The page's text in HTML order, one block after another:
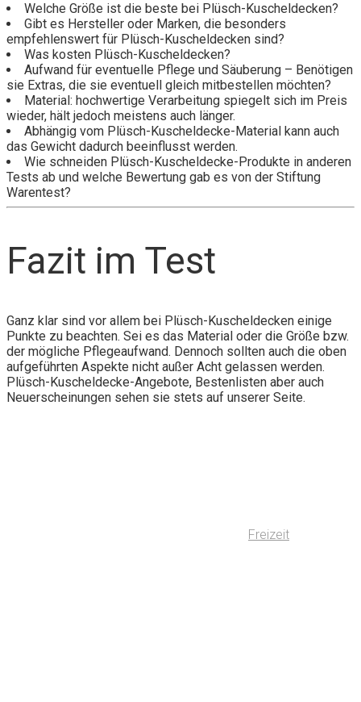
Welche Größe ist die beste bei Plüsch-Kuscheldecken?
Gibt es Hersteller oder Marken, die besonders
empfehlenswert für Plüsch-Kuscheldecken sind?
Was kosten Plüsch-Kuscheldecken?
Aufwand für eventuelle Pflege und Säuberung – Benötigen
sie Extras, die sie eventuell gleich mitbestellen möchten?
Material: hochwertige Verarbeitung spiegelt sich im Preis
wieder, hält jedoch meistens auch länger.
Abhängig vom Plüsch-Kuscheldecke-Material kann auch
das Gewicht dadurch beeinflusst werden.
Wie schneiden Plüsch-Kuscheldecke-Produkte in anderen
Tests ab und welche Bewertung gab es von der Stiftung
Warentest?
Fazit im Test
Ganz klar sind vor allem bei Plüsch-Kuscheldecken einige
Punkte zu beachten. Sei es das Material oder die Größe bzw.
der mögliche Pflegeaufwand. Dennoch sollten auch die oben
aufgeführten Aspekte nicht außer Acht gelassen werden.
Plüsch-Kuscheldecke-Angebote, Bestenlisten aber auch
Neuerscheinungen sehen sie stets auf unserer Seite.
Freizeit